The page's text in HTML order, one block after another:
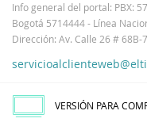
Info general del portal: PBX:
Bogotá 5714444 - Línea
Dirección: Av. Calle 26 # 68B-
VERSIÓN PARA